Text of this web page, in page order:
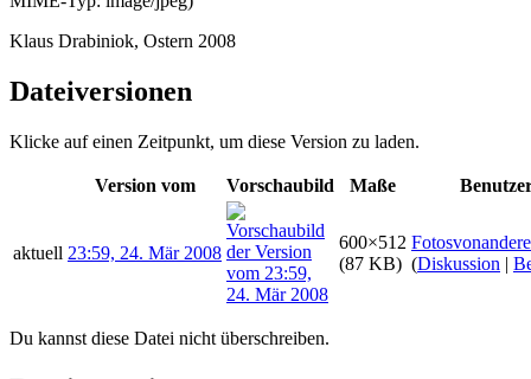
Klaus Drabiniok, Ostern 2008
Dateiversionen
Klicke auf einen Zeitpunkt, um diese Version zu laden.
Version vom Vorschaubild Maße
aktuell 23:59, 24. Mär 2008
600×512
(87 KB) (Diskussion |
Du kannst diese Datei nicht überschreiben.